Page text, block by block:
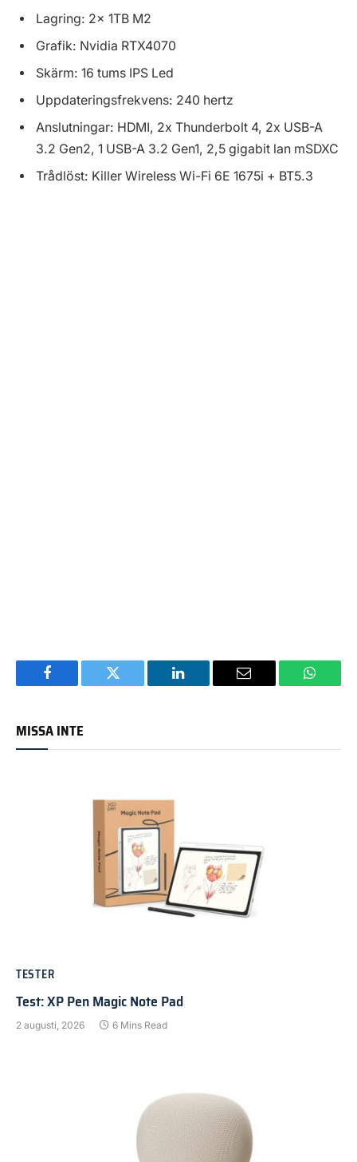
Lagring: 2x 1TB M2
Grafik: Nvidia RTX4070
Skärm: 16 tums IPS Led
Uppdateringsfrekvens: 240 hertz
Anslutningar: HDMI, 2x Thunderbolt 4, 2x USB-A
3.2 Gen2, 1 USB-A 3.2 Gen1, 2,5 gigabit lan mSDXC
Trådlöst: Killer Wireless Wi-Fi 6E 1675i + BT5.3
Facebook Twitter LinkedIn Email
MISSA INTE
TESTER
Test: XP Pen Magic Note Pad
2 augusti, 2026 6 Mins Read